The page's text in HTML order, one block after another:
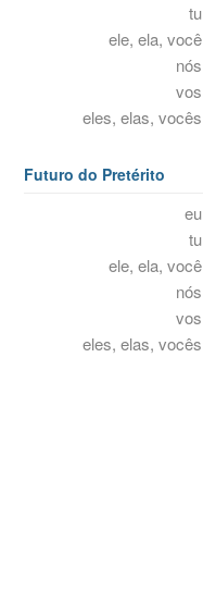
tu
ele, ela, você
nós
vos
eles, elas, vocês
Futuro do Pretérito
eu
tu
ele, ela, você
nós
vos
eles, elas, vocês